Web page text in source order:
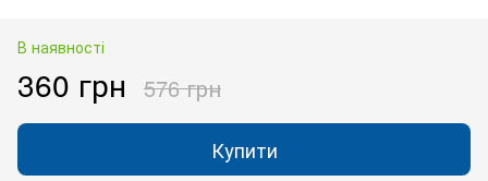
В наявності
360 грн 576 грн
Купити